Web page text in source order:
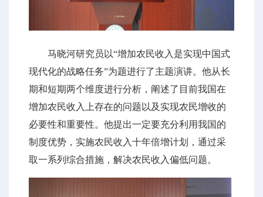
马晓河研究员以“增加农民收入是实现中国式
现代化的战略任务”为题进行了主题演讲。他从长
期和短期两个维度进行分析，阐述了目前我国在
增加农民收入上存在的问题以及实现农民增收的
必要性和重要性。他提出一定要充分利用我国的
制度优势，实施农民收入十年倍增计划，通过采
取一系列综合措施，解决农民收入偏低问题。